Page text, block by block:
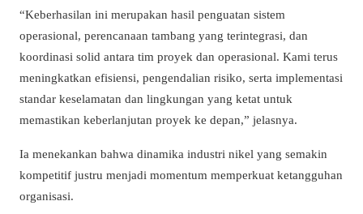
“Keberhasilan ini merupakan hasil penguatan sistem
operasional, perencanaan tambang yang terintegrasi, dan
koordinasi solid antara tim proyek dan operasional. Kami terus
meningkatkan efisiensi, pengendalian risiko, serta implementasi
standar keselamatan dan lingkungan yang ketat untuk
memastikan keberlanjutan proyek ke depan,” jelasnya.
Ia menekankan bahwa dinamika industri nikel yang semakin
kompetitif justru menjadi momentum memperkuat ketangguhan
organisasi.